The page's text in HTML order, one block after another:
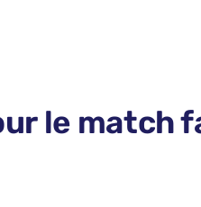
le match